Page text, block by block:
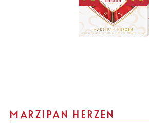
MARZIPAN HERZEN